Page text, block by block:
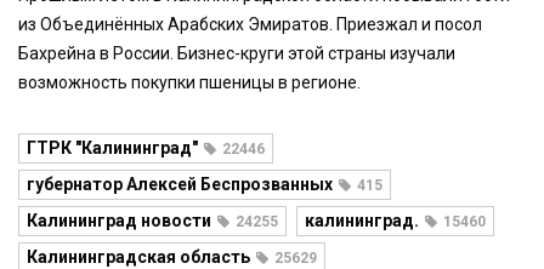
из Объединённых Арабских Эмиратов. Приезжал и посол
Бахрейна в России. Бизнес-круги этой страны изучали
возможность покупки пшеницы в регионе.
ГТРК "Калининград" 22446
губернатор Алексей Беспрозванных 415
Калининград новости 24255 калининград. 15460
Калининградская область 25629